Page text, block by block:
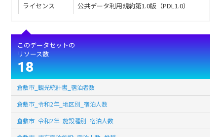
ライセンス
公共データ利用規約第1.0版（PDL1.0）
このデータセットの
リソース数
18
倉敷市_観光統計書_宿泊者数
倉敷市_令和2年_地区別_宿泊人数
倉敷市_令和2年_施設種別_宿泊人数